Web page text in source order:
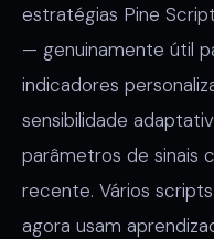
estratégias Pine
— genuinamente útil
indicadores
sensibilidade
parâmetros de sinais
recente. Vários
agora usam